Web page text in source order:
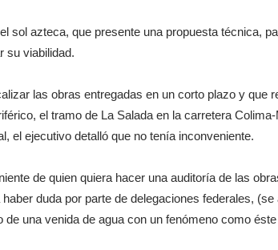
sol azteca, que presente una propuesta técnica,
su viabilidad.
las obras entregadas en un corto plazo y que
el tramo de La Salada en la carretera
el ejecutivo detalló que no tenía inconveniente.
de quien quiera hacer una auditoría de las
duda por parte de delegaciones federales,
una venida de agua con un fenómeno como éste